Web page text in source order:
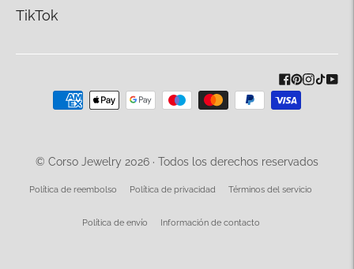
TikTok
Métodos
aceptados
© Corso Jewelry 2026 · Todos los derechos reservados
Política de reembolso Política de privacidad Términos del servicio
Política de envío Información de contacto